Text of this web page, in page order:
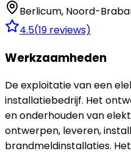
Berlicum, Noord-
4.5(19 reviews)
Werkzaamheden
De exploitatie van een
installatiebedrijf. Het
en onderhouden van
ontwerpen, leveren,
brandmeldinstallaties.